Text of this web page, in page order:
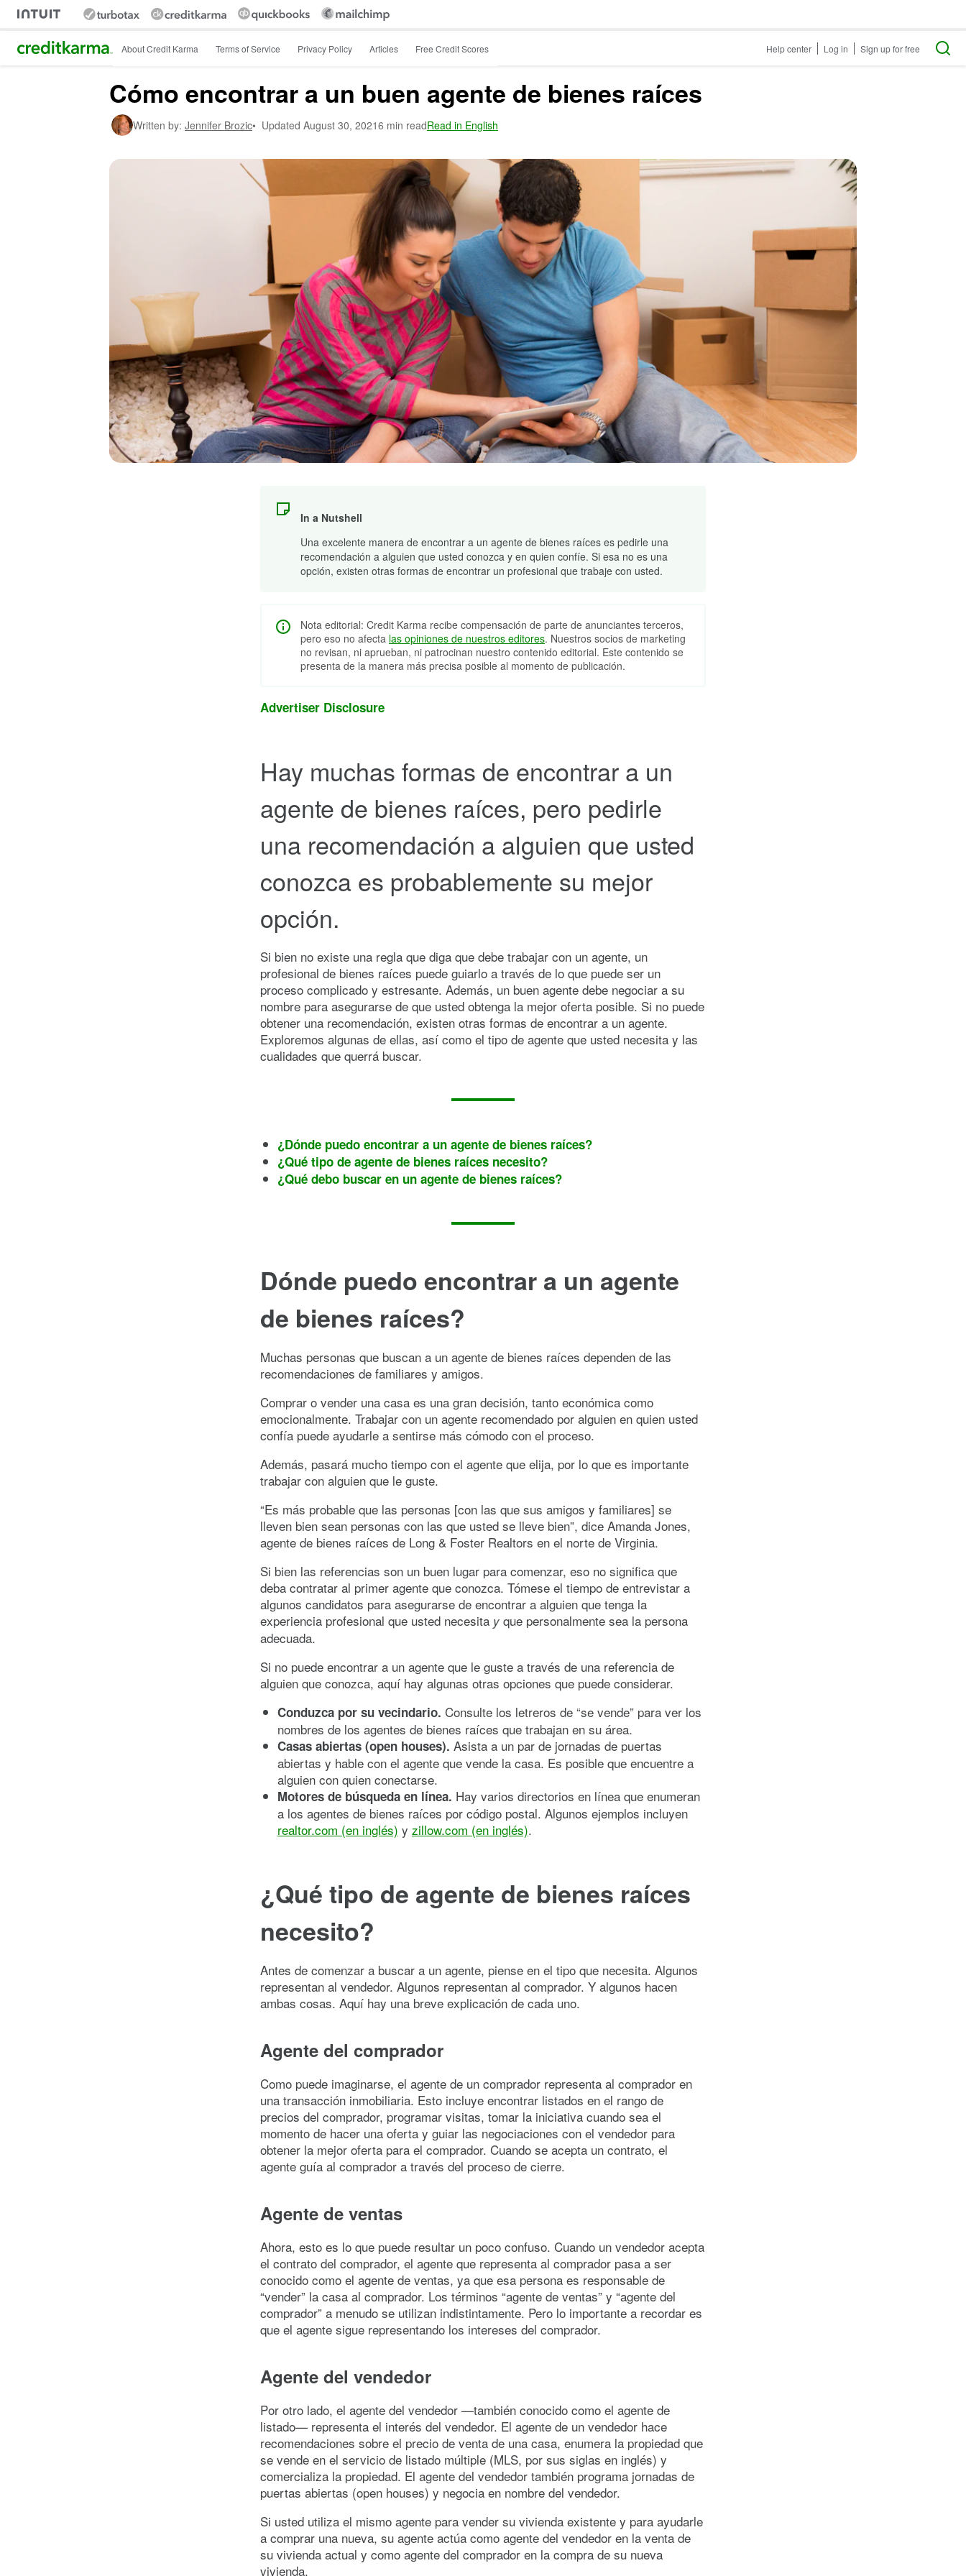
Intuit Credit Karma About Credit Karma Terms of Service Privacy Policy Articles Free Credit Scores Help center Log in Sign up for free
Cómo encontrar a un buen agente de bienes raíces
Written by: Jennifer Brozic• Updated August 30, 20216 min readRead in English
In a Nutshell
Una excelente manera de encontrar a un agente de bienes raíces es pedirle una
recomendación a alguien que usted conozca y en quien confíe. Si esa no es una
opción, existen otras formas de encontrar un profesional que trabaje con usted.
Nota editorial: Credit Karma recibe compensación de parte de anunciantes terceros,
pero eso no afecta las opiniones de nuestros editores. Nuestros socios de marketing
no revisan, ni aprueban, ni patrocinan nuestro contenido editorial. Este contenido se
presenta de la manera más precisa posible al momento de publicación.
Advertiser Disclosure
Hay muchas formas de encontrar a un
agente de bienes raíces, pero pedirle
una recomendación a alguien que usted
conozca es probablemente su mejor
opción.
Si bien no existe una regla que diga que debe trabajar con un agente, un
profesional de bienes raíces puede guiarlo a través de lo que puede ser un
proceso complicado y estresante. Además, un buen agente debe negociar a su
nombre para asegurarse de que usted obtenga la mejor oferta posible. Si no puede
obtener una recomendación, existen otras formas de encontrar a un agente.
Exploremos algunas de ellas, así como el tipo de agente que usted necesita y las
cualidades que querrá buscar.
¿Dónde puedo encontrar a un agente de bienes raíces?
¿Qué tipo de agente de bienes raíces necesito?
¿Qué debo buscar en un agente de bienes raíces?
Dónde puedo encontrar a un agente
de bienes raíces?
Muchas personas que buscan a un agente de bienes raíces dependen de las
recomendaciones de familiares y amigos.
Comprar o vender una casa es una gran decisión, tanto económica como
emocionalmente. Trabajar con un agente recomendado por alguien en quien usted
confía puede ayudarle a sentirse más cómodo con el proceso.
Además, pasará mucho tiempo con el agente que elija, por lo que es importante
trabajar con alguien que le guste.
“Es más probable que las personas [con las que sus amigos y familiares] se
lleven bien sean personas con las que usted se lleve bien”, dice Amanda Jones,
agente de bienes raíces de Long & Foster Realtors en el norte de Virginia.
Si bien las referencias son un buen lugar para comenzar, eso no significa que
deba contratar al primer agente que conozca. Tómese el tiempo de entrevistar a
algunos candidatos para asegurarse de encontrar a alguien que tenga la
experiencia profesional que usted necesita y que personalmente sea la persona
adecuada.
Si no puede encontrar a un agente que le guste a través de una referencia de
alguien que conozca, aquí hay algunas otras opciones que puede considerar.
Conduzca por su vecindario. Consulte los letreros de “se vende” para ver los
nombres de los agentes de bienes raíces que trabajan en su área.
Casas abiertas (open houses). Asista a un par de jornadas de puertas
abiertas y hable con el agente que vende la casa. Es posible que encuentre a
alguien con quien conectarse.
Motores de búsqueda en línea. Hay varios directorios en línea que enumeran
a los agentes de bienes raíces por código postal. Algunos ejemplos incluyen
realtor.com (en inglés) y zillow.com (en inglés).
¿Qué tipo de agente de bienes raíces
necesito?
Antes de comenzar a buscar a un agente, piense en el tipo que necesita. Algunos
representan al vendedor. Algunos representan al comprador. Y algunos hacen
ambas cosas. Aquí hay una breve explicación de cada uno.
Agente del comprador
Como puede imaginarse, el agente de un comprador representa al comprador en
una transacción inmobiliaria. Esto incluye encontrar listados en el rango de
precios del comprador, programar visitas, tomar la iniciativa cuando sea el
momento de hacer una oferta y guiar las negociaciones con el vendedor para
obtener la mejor oferta para el comprador. Cuando se acepta un contrato, el
agente guía al comprador a través del proceso de cierre.
Agente de ventas
Ahora, esto es lo que puede resultar un poco confuso. Cuando un vendedor acepta
el contrato del comprador, el agente que representa al comprador pasa a ser
conocido como el agente de ventas, ya que esa persona es responsable de
“vender” la casa al comprador. Los términos “agente de ventas” y “agente del
comprador” a menudo se utilizan indistintamente. Pero lo importante a recordar es
que el agente sigue representando los intereses del comprador.
Agente del vendedor
Por otro lado, el agente del vendedor —también conocido como el agente de
listado— representa el interés del vendedor. El agente de un vendedor hace
recomendaciones sobre el precio de venta de una casa, enumera la propiedad que
se vende en el servicio de listado múltiple (MLS, por sus siglas en inglés) y
comercializa la propiedad. El agente del vendedor también programa jornadas de
puertas abiertas (open houses) y negocia en nombre del vendedor.
Si usted utiliza el mismo agente para vender su vivienda existente y para ayudarle
a comprar una nueva, su agente actúa como agente del vendedor en la venta de
su vivienda actual y como agente del comprador en la compra de su nueva
vivienda.